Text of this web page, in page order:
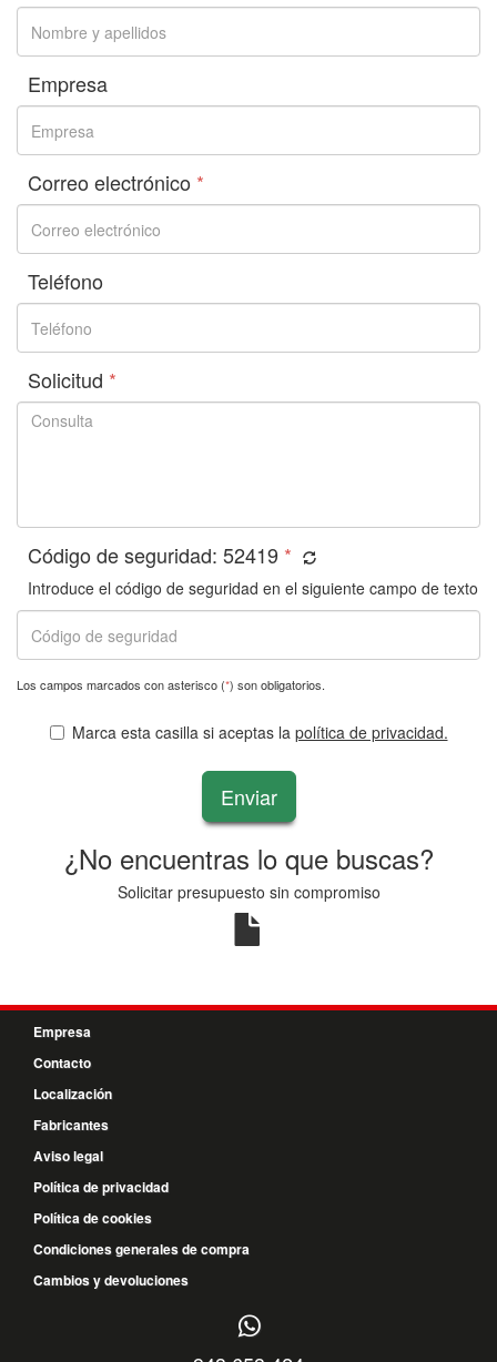
Empresa
Correo electrónico *
Teléfono
Solicitud *
Código de seguridad: 52419 *
Introduce el código de seguridad en el siguiente campo de texto
Los campos marcados con asterisco (*) son obligatorios.
Marca esta casilla si aceptas la política de privacidad.
Enviar
¿No encuentras lo que buscas?
Solicitar presupuesto sin compromiso
Empresa
Contacto
Localización
Fabricantes
Aviso legal
Política de privacidad
Política de cookies
Condiciones generales de compra
Cambios y devoluciones